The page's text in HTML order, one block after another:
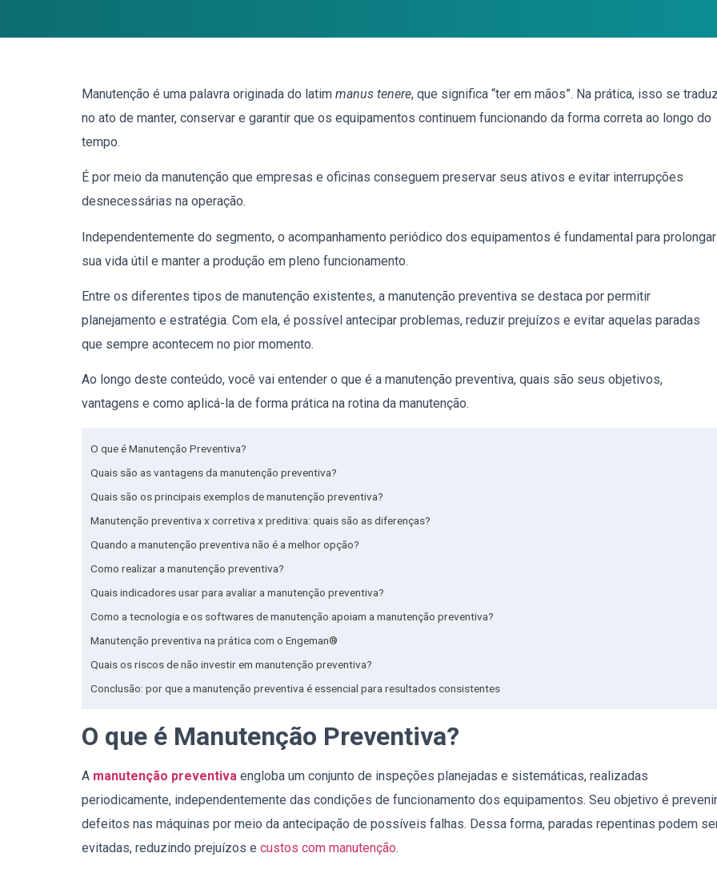
Manutenção é uma palavra originada do latim manus tenere, que significa “ter em mãos”. Na prática, isso se
no ato de manter, conservar e garantir que os equipamentos continuem funcionando da forma correta ao longo do
tempo.
É por meio da manutenção que empresas e oficinas conseguem preservar seus ativos e evitar interrupções
desnecessárias na operação.
Independentemente do segmento, o acompanhamento periódico dos equipamentos é fundamental para prolongar
sua vida útil e manter a produção em pleno funcionamento.
Entre os diferentes tipos de manutenção existentes, a manutenção preventiva se destaca por permitir
planejamento e estratégia. Com ela, é possível antecipar problemas, reduzir prejuízos e evitar aquelas paradas
que sempre acontecem no pior momento.
Ao longo deste conteúdo, você vai entender o que é a manutenção preventiva, quais são seus objetivos,
vantagens e como aplicá-la de forma prática na rotina da manutenção.
O que é Manutenção Preventiva?
Quais são as vantagens da manutenção preventiva?
Quais são os principais exemplos de manutenção preventiva?
Manutenção preventiva x corretiva x preditiva: quais são as diferenças?
Quando a manutenção preventiva não é a melhor opção?
Como realizar a manutenção preventiva?
Quais indicadores usar para avaliar a manutenção preventiva?
Como a tecnologia e os softwares de manutenção apoiam a manutenção preventiva?
Manutenção preventiva na prática com o Engeman®
Quais os riscos de não investir em manutenção preventiva?
Conclusão: por que a manutenção preventiva é essencial para resultados consistentes
O que é Manutenção Preventiva?
A manutenção preventiva engloba um conjunto de inspeções planejadas e sistemáticas, realizadas
periodicamente, independentemente das condições de funcionamento dos equipamentos. Seu objetivo é prevenir
defeitos nas máquinas por meio da antecipação de possíveis falhas. Dessa forma, paradas repentinas podem
evitadas, reduzindo prejuízos e custos com manutenção.